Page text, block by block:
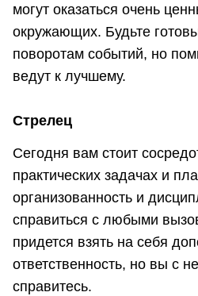
могут оказаться очень
окружающих. Будьте
поворотам событий, но
ведут к лучшему.
Стрелец
Сегодня вам стоит
практических задачах и
организованность и
справиться с любыми
придется взять на себя
ответственность, но вы с
справитесь.